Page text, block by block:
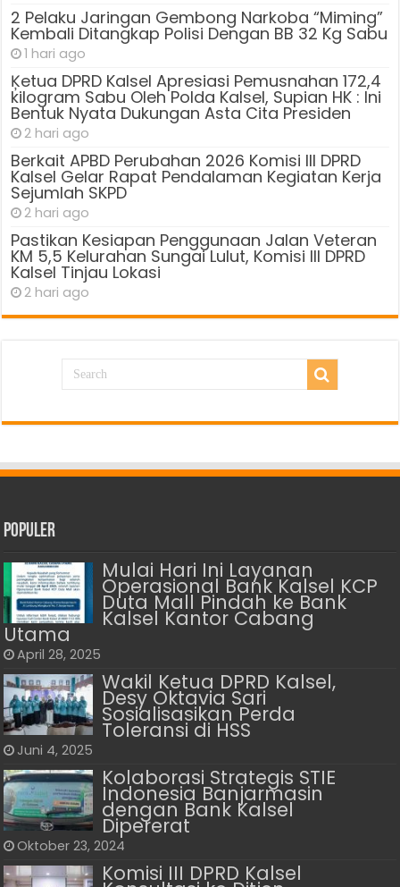
2 Pelaku Jaringan Gembong Narkoba “Miming”
Kembali Ditangkap Polisi Dengan BB 32 Kg Sabu
1 hari ago
Ķetua DPRD Kalsel Apresiasi Pemusnahan 172,4
kilogram Sabu Oleh Polda Kalsel, Supian HK : Ini
Bentuk Nyata Dukungan Asta Cita Presiden
2 hari ago
Berkait APBD Perubahan 2026 Komisi III DPRD
Kalsel Gelar Rapat Pendalaman Kegiatan Kerja
Sejumlah SKPD
2 hari ago
Pastikan Kesiapan Penggunaan Jalan Veteran
KM 5,5 Kelurahan Sungai Lulut, Komisi III DPRD
Kalsel Tinjau Lokasi
2 hari ago
Populer
Mulai Hari Ini Layanan
Operasional Bank Kalsel KCP
Duta Mall Pindah ke Bank
Kalsel Kantor Cabang
Utama
April 28, 2025
Wakil Ketua DPRD Kalsel,
Desy Oktavia Sari
Sosialisasikan Perda
Toleransi di HSS
Juni 4, 2025
Kolaborasi Strategis STIE
Indonesia Banjarmasin
dengan Bank Kalsel
Dipererat
Oktober 23, 2024
Komisi III DPRD Kalsel